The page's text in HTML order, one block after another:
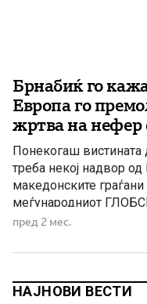
Брнабиќ го
Европа го
жртва на нефер
Понекогаш вистината
треба некој надвор
македонските
меѓународниот
претседателката на
Македонија е крајно
пред 2 мес.
НАЈНОВИ ВЕСТИ